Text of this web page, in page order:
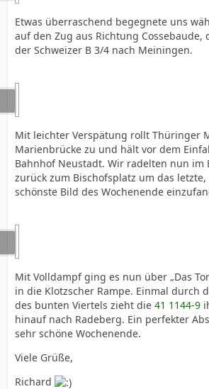
Etwas überraschend begegnete uns
auf den Zug aus Richtung Cossebaude,
der Schweizer B 3/4 nach Meiningen.
Mit leichter Verspätung rollt Thüringer
Marienbrücke zu und hält vor dem
Bahnhof Neustadt. Wir radelten nun im
zurück zum Bischofsplatz um das
schönste Bild des Wochenende
Mit Volldampf ging es nun über „Das
in die Klotzscher Rampe. Einmal durch
des bunten Viertels zieht die 41 1144-9
hinauf nach Radeberg. Ein perfekter
sehr schöne Wochenende.
Viele Grüße,
Richard